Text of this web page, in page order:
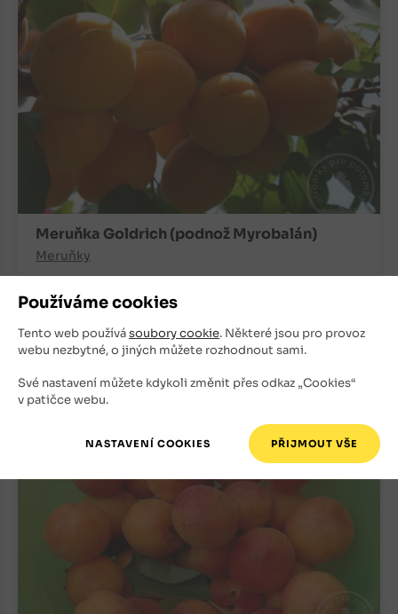
Používáme cookies
Tento web používásoubory cookie. Některé jsou pro provoz
webu nezbytné, o jiných můžete rozhodnout sami.
Své nastavení můžete kdykoli změnit přes odkaz „Cookies“
v patičce webu.
Meruňka Goldrich (podnož Myrobalán)
Meruňky
Znovu na podzim
250 Kč
+
-
ks OBJEDNAT